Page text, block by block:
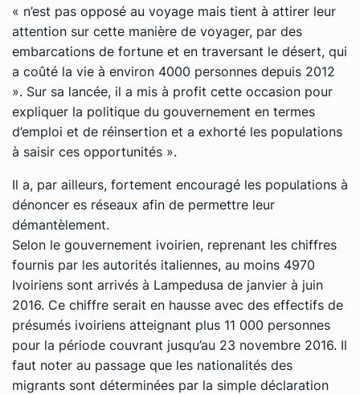
« n’est pas opposé au voyage mais tient à attirer leur
attention sur cette manière de voyager, par des
embarcations de fortune et en traversant le désert, qui
a coûté la vie à environ 4000 personnes depuis 2012
». Sur sa lancée, il a mis à profit cette occasion pour
expliquer la politique du gouvernement en termes
d’emploi et de réinsertion et a exhorté les populations
à saisir ces opportunités ».
Il a, par ailleurs, fortement encouragé les populations à
dénoncer es réseaux afin de permettre leur
démantèlement.
Selon le gouvernement ivoirien, reprenant les chiffres
fournis par les autorités italiennes, au moins 4970
Ivoiriens sont arrivés à Lampedusa de janvier à juin
2016. Ce chiffre serait en hausse avec des effectifs de
présumés ivoiriens atteignant plus 11 000 personnes
pour la période couvrant jusqu’au 23 novembre 2016. Il
faut noter au passage que les nationalités des
migrants sont déterminées par la simple déclaration